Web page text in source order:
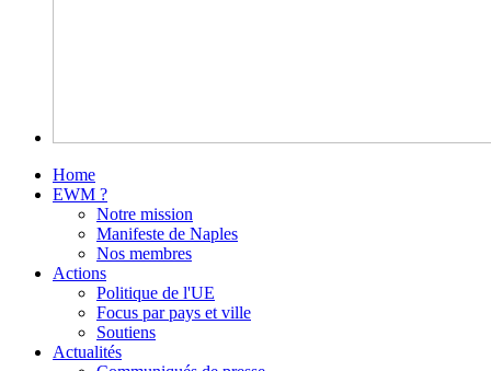
Home
EWM ?
Notre mission
Manifeste de Naples
Nos membres
Actions
Politique de l'UE
Focus par pays et ville
Soutiens
Actualités